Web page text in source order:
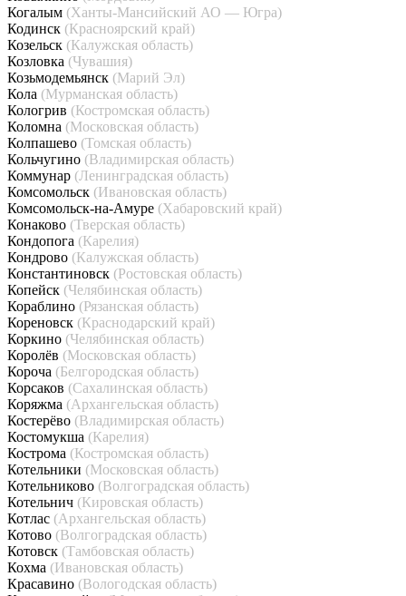
Когалым (Ханты-Мансийский АО — Югра)
Кодинск (Красноярский край)
Козельск (Калужская область)
Козловка (Чувашия)
Козьмодемьянск (Марий Эл)
Кола (Мурманская область)
Кологрив (Костромская область)
Коломна (Московская область)
Колпашево (Томская область)
Кольчугино (Владимирская область)
Коммунар (Ленинградская область)
Комсомольск (Ивановская область)
Комсомольск-на-Амуре (Хабаровский край)
Конаково (Тверская область)
Кондопога (Карелия)
Кондрово (Калужская область)
Константиновск (Ростовская область)
Копейск (Челябинская область)
Кораблино (Рязанская область)
Кореновск (Краснодарский край)
Коркино (Челябинская область)
Королёв (Московская область)
Короча (Белгородская область)
Корсаков (Сахалинская область)
Коряжма (Архангельская область)
Костерёво (Владимирская область)
Костомукша (Карелия)
Кострома (Костромская область)
Котельники (Московская область)
Котельниково (Волгоградская область)
Котельнич (Кировская область)
Котлас (Архангельская область)
Котово (Волгоградская область)
Котовск (Тамбовская область)
Кохма (Ивановская область)
Красавино (Вологодская область)